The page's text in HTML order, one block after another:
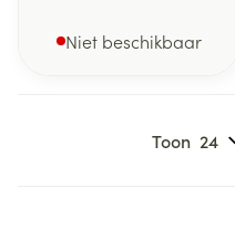
Niet beschikbaar
Toon